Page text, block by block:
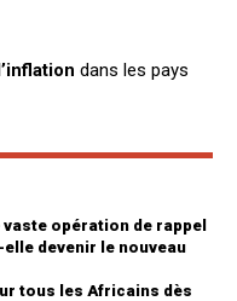
dans les pays
opération de rappel
elle devenir le nouveau
tous les Africains dès